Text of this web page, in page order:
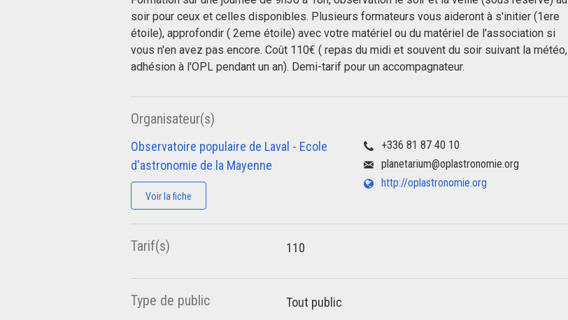
soir pour ceux et celles disponibles. Plusieurs formateurs vous aideront à s'initier (1ere
étoile), approfondir ( 2eme étoile) avec votre matériel ou du matériel de l'association si
vous n'en avez pas encore. Coût 110€ ( repas du midi et souvent du soir suivant la météo,
adhésion à l'OPL pendant un an). Demi-tarif pour un accompagnateur.
Organisateur(s)
Observatoire populaire de Laval - Ecole
d'astronomie de la Mayenne
Voir la fiche
+336 81 87 40 10
planetarium@oplastronomie.org
http://oplastronomie.org
Tarif(s) 110
Type de public Tout public